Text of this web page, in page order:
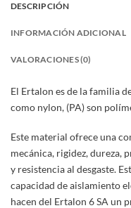
DESCRIPCIÓN
INFORMACIÓN ADICIONAL
VALORACIONES (0)
El Ertalon es de la familia
como nylon, (PA) son
Este material ofrece una
mecánica, rigidez, dureza,
y resistencia al desgaste.
capacidad de aislamiento
hacen del Ertalon 6 SA un